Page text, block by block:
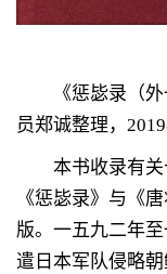
《惩毖录（外
员郑诚整理， 2019
本书收录有关
《惩毖录》与《
版。一五九二年
遣日本军队侵略朝